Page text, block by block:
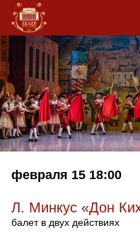
февраля 15 18:00
Л. Минкус «Дон
балет в двух действиях